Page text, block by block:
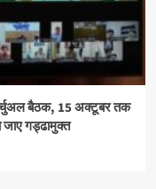
बैठक, 15 अक्टूबर तक
जाए गड्ढामुक्त